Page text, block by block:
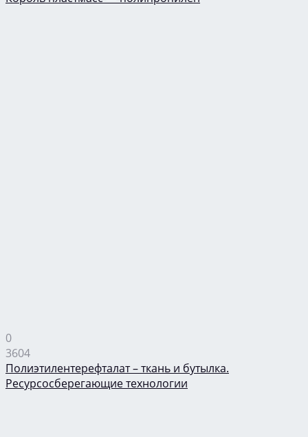
0
3604
Полиэтилентерефталат – ткань и бутылка.
Ресурсосберегающие технологии